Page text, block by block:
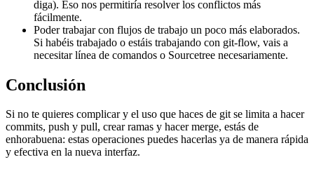
diga). Eso nos permitiría resolver los conflictos más
fácilmente.
Poder trabajar con flujos de trabajo un poco más elaborados.
Si habéis trabajado o estáis trabajando con git-flow, vais a
necesitar línea de comandos o Sourcetree necesariamente.
Conclusión
Si no te quieres complicar y el uso que haces de git se limita a hacer
commits, push y pull, crear ramas y hacer merge, estás de
enhorabuena: estas operaciones puedes hacerlas ya de manera rápida
y efectiva en la nueva interfaz.